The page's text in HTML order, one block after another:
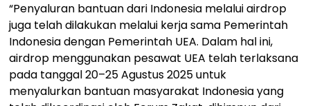
“Penyaluran bantuan dari Indonesia melalui airdrop
juga telah dilakukan melalui kerja sama Pemerintah
Indonesia dengan Pemerintah UEA. Dalam hal ini,
airdrop menggunakan pesawat UEA telah terlaksana
pada tanggal 20–25 Agustus 2025 untuk
menyalurkan bantuan masyarakat Indonesia yang